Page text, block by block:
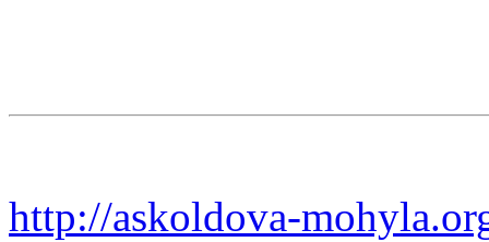
http://askoldova-